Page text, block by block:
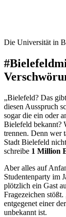
Die Universität in
„Bielefeld? Das
diesen Ausspruch
sogar die ein oder
Bielefeld bekannt?
trennen. Denn wer
Stadt Bielefeld
schreibe 1 Million
Aber alles auf
Studentenparty im
plötzlich ein Gast
Fragezeichen
entgegenet einer
unbekannt ist.